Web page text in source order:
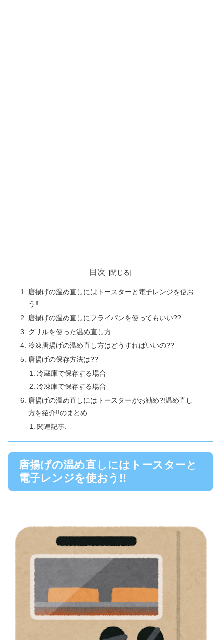
目次
唐揚げの温め直しにはトースターと電子レンジを使お
う!!
唐揚げの温め直しにフライパンを使ってもいい??
グリルを使った温め直し方
冷凍唐揚げの温め直し方はどうすればいいの??
唐揚げの保存方法は??
冷蔵庫で保存する場合
冷凍庫で保存する場合
唐揚げの温め直しにはトースターがお勧め?!温め直し
方を紹介!!のまとめ
関連記事:
唐揚げの温め直しにはトースターと
電子レンジを使おう!!